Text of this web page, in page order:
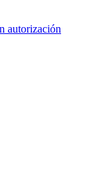
autorización